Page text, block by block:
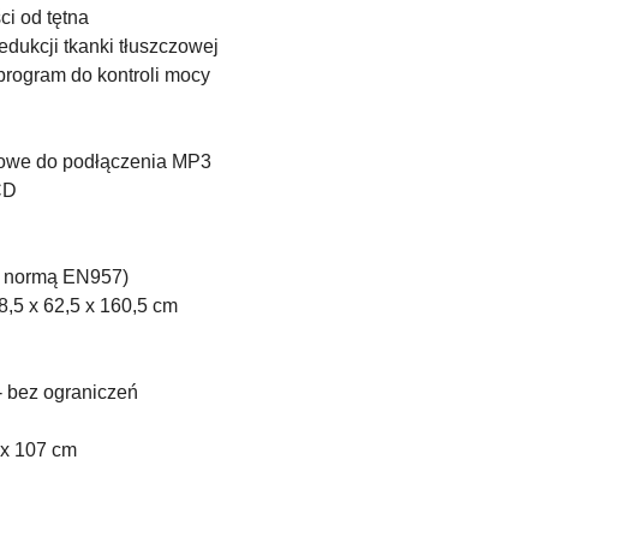
od tętna
tkanki tłuszczowej
do kontroli mocy
do podłączenia MP3
EN957)
x 62,5 x 160,5 cm
bez ograniczeń
107 cm